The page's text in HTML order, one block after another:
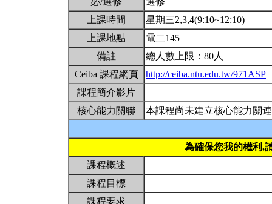
上課時間
星期三2,3,4(9:10~12:10)
上課地點
電二145
備註
總人數上限：80人
Ceiba 課程網頁
http://ceiba.ntu.edu.tw/971ASP
課程簡介影片
核心能力關聯
本課程尚未建立核心能力關連
為確保您我的權利,
課程概述
課程目標
課程要求